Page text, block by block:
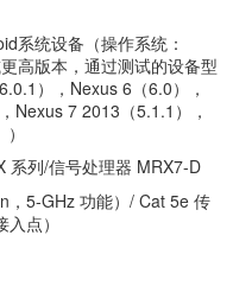
系统设备（操作系统：
高版本，通过测试的设备型
），Nexus 6（6.0），
Nexus 7 2013（5.1.1），
系列/信号处理器 MRX7-D
，5-GHz 功能）/ Cat 5e 传
点）